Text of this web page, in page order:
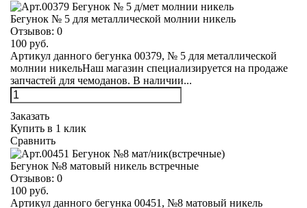
Бегунок № 5 для металлической молнии никель
Отзывов: 0
100 руб.
Артикул данного бегунка 00379, № 5 для металлической
молнии никельНаш магазин специализируется на продаже
запчастей для чемоданов. В наличии...
Заказать
Купить в 1 клик
Сравнить
Бегунок №8 матовый никель встречные
Отзывов: 0
100 руб.
Артикул данного бегунка 00451, №8 матовый никель